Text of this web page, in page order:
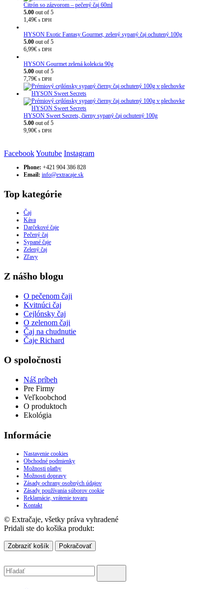
Citrón so zázvorom – pečený čaj 60ml
5.00 out of 5
1,49€ s DPH
HYSON Exotic Fantasy Gourmet, zelený sypaný čaj ochutený 100g
5.00 out of 5
6,99€ s DPH
HYSON Gourmet zelená kolekcia 90g
5.00 out of 5
7,79€ s DPH
HYSON Sweet Secrets, čierny sypaný čaj ochutený 100g
5.00 out of 5
9,90€ s DPH
FacebookYoutube Instagram
Phone: +421 904 386 828
Email: info@extracaje.sk
Top kategórie
Čaj
Káva
Darčekové čaje
Pečený čaj
Sypané čaje
Zelený čaj
Zľavy
Z nášho blogu
O pečenom čaji
Kvitnúci čaj
Cejlónsky čaj
O zelenom čaji
Čaj na chudnutie
Čaje Richard
O spoločnosti
Náš príbeh
Pre Firmy
Veľkoobchod
O produktoch
Ekológia
Informácie
Nastavenie cookies
Obchodné podmienky
Možnosti platby
Možnosti dopravy
Zásady ochrany osobných údajov
Zásady používania súborov cookie
Reklamácie, vrátenie tovaru
Kontakt
© Extračaje, všetky práva vyhradené
Pridali ste do košika produkt:
Zobraziť košík Pokračovať